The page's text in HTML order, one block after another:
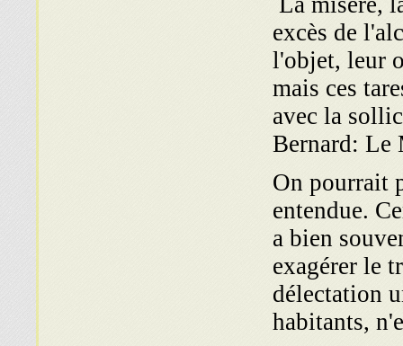
excès de
l'objet, leur
mais ces
avec la
Bernard: Le
On pourrait
entendue.
a bien
exagérer le
délectation
habitants,